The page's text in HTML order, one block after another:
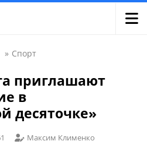
» Спорт
приглашают
в
десяточке»
Максим Клименко